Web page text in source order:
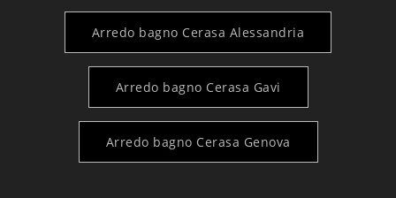
Arredo bagno Cerasa Alessandria
Arredo bagno Cerasa Gavi
Arredo bagno Cerasa Genova